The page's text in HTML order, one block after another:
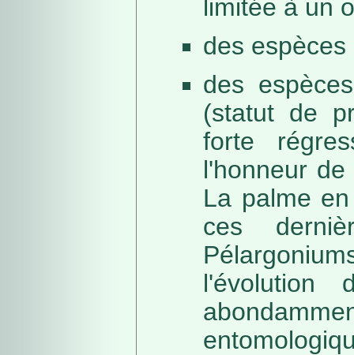
limitée à un
des
des
(statut de
forte
l'honneur
La palme
ces
l'évolution